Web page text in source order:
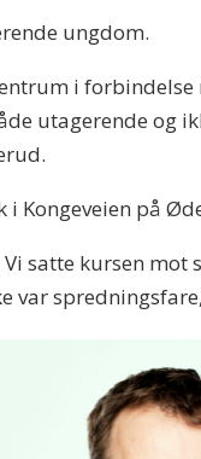
ungdom.
i
utagerende og
Kongeveien på
satte kursen mot
var